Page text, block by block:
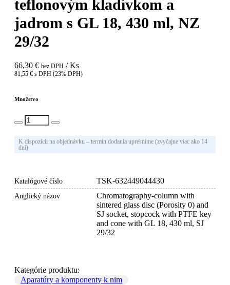
teflonovým kladívkom a
jadrom s GL 18, 430 ml, NZ
29/32
66,30 € bez DPH / Ks
81,55 € s DPH (23% DPH)
Množstvo
K dispozícii na objednávku – termín dodania upresníme (zvyčajne viac ako 14
dní)
Katalógové číslo TSK-632449044430
Anglický názov
Chromatography-column with
sintered glass disc (Porosity 0) and
SJ socket, stopcock with PTFE key
and cone with GL 18, 430 ml, SJ
29/32
Kategórie produktu:
Aparatúry a komponenty k nim